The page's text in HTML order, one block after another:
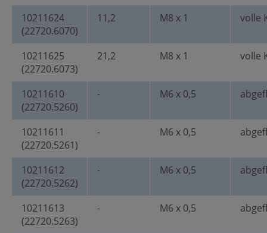
10211624
(22720.6070)
11,2 M8 x 1 volle
10211625
(22720.6073)
21,2 M8 x 1 volle
10211610
(22720.5260)
- M6 x 0,5
10211611
(22720.5261)
- M6 x 0,5
10211612
(22720.5262)
- M6 x 0,5
10211613
(22720.5263)
- M6 x 0,5